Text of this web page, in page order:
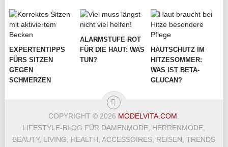
EXPERTENTIPPS
FÜRS SITZEN
GEGEN
SCHMERZEN
ALARMSTUFE ROT
FÜR DIE HAUT: WAS
TUN?
HAUTSCHUTZ IM
HITZESOMMER:
WAS IST BETA-
GLUCAN?
COPYRIGHT © 2026 MODELVITA.COM.
LIFESTYLE-BLOG FÜR DAMENMODE, HERRENMODE,
BEAUTY, LIVING, HEALTH, ACCESSOIRES, REISEN, TRENDS